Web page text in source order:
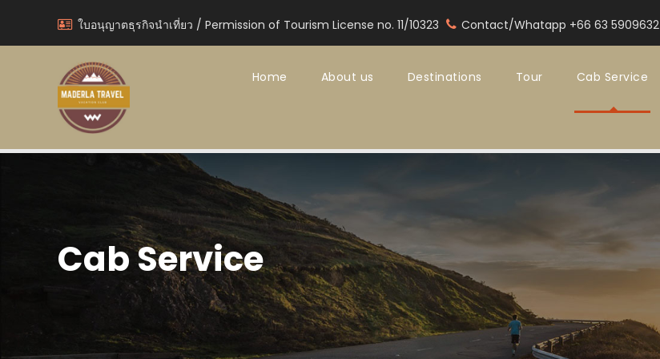
ใบอนุญาตธุรกิจนำเที่ยว / Permission of Tourism License no. 11/10323 Contact/Whatapp +66 63 5909632
Home About us Destinations Tour Cab Service
Cab Service